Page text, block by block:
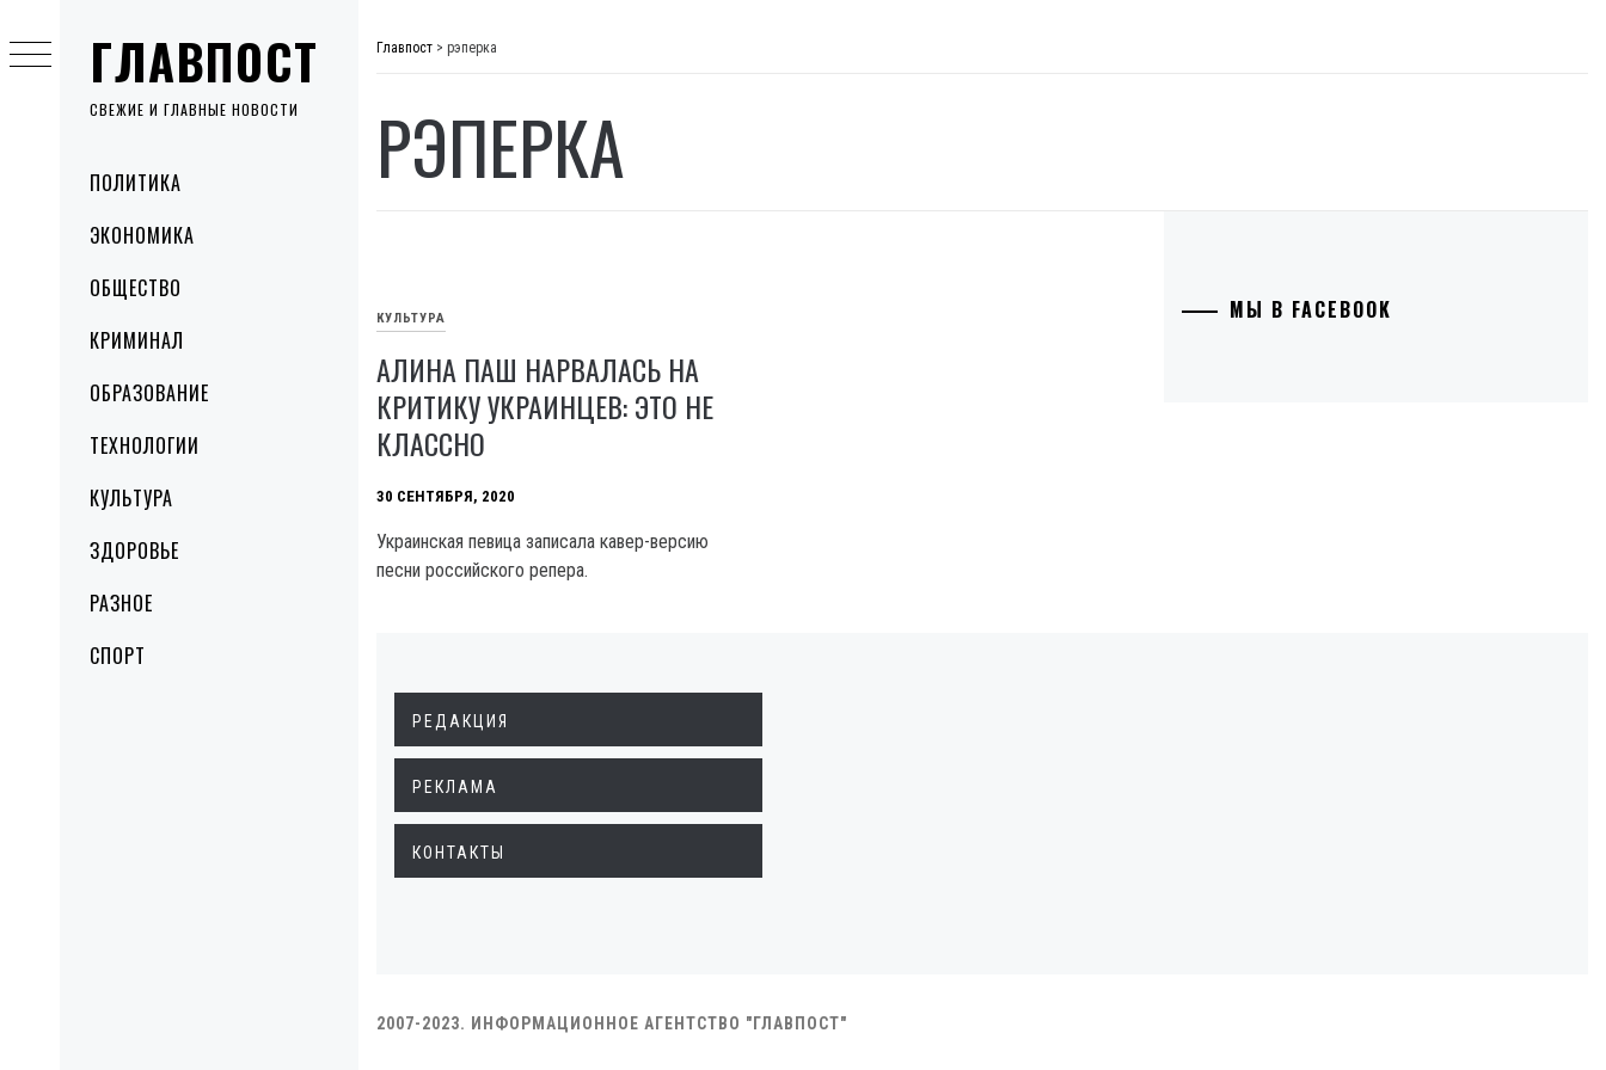
ГЛАВПОСТ
СВЕЖИЕ И ГЛАВНЫЕ НОВОСТИ
MenuПОЛИТИКА
ЭКОНОМИКА
ОБЩЕСТВО
КРИМИНАЛ
ОБРАЗОВАНИЕ
ТЕХНОЛОГИИ
КУЛЬТУРА
ЗДОРОВЬЕ
РАЗНОЕ
СПОРТ
to
content
Главпост > рэперка
РЭПЕРКА
КУЛЬТУРА
АЛИНА ПАШ НАРВАЛАСЬ НА
КРИТИКУ УКРАИНЦЕВ: ЭТО НЕ
КЛАССНО
30 СЕНТЯБРЯ, 2020
Украинская певица записала кавер-версию
песни российского репера.
МЫ В FACEBOOK
РЕДАКЦИЯ
РЕКЛАМА
КОНТАКТЫ
2007-2023. ИНФОРМАЦИОННОЕ АГЕНТСТВО "ГЛАВПОСТ"